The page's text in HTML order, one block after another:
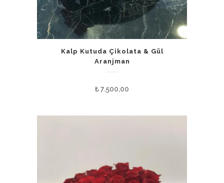
Kalp Kutuda Çikolata & Gül
Aranjman
₺7.500,00